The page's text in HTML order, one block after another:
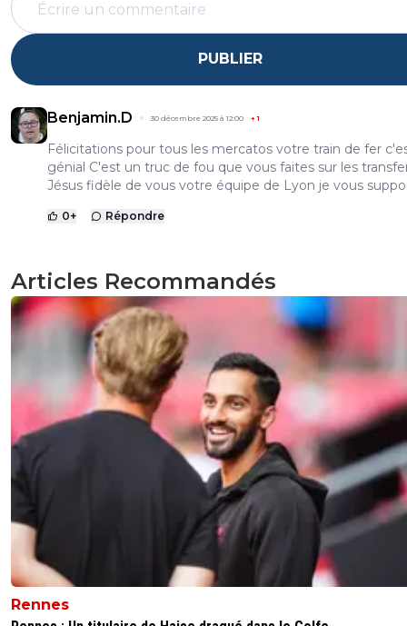
PUBLIER
Benjamin.D 30 décembre 2025 à 12:00 +1
Félicitations pour tous les mercatos votre train de fer
génial C'est un truc de fou que vous faites sur les
Jésus fidèle de vous votre équipe de Lyon je vous
0+ Répondre
Articles Recommandés
Rennes